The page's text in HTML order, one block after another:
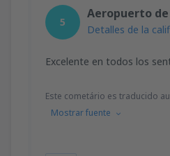
5
Aeropuerto de
Detalles de la
Excelente en todos los
Este cometário es traducido
Mostrar fuente